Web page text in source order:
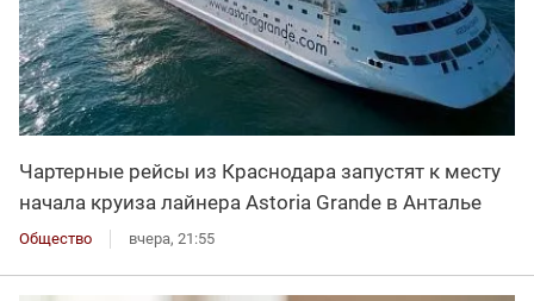
Чартерные рейсы из Краснодара запустят к месту
начала круиза лайнера Astoria Grande в Анталье
Общество вчера, 21:55